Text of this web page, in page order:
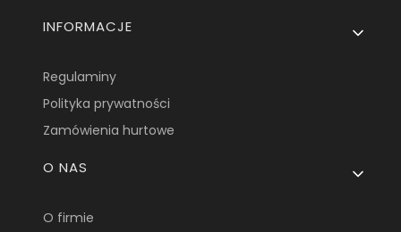
INFORMACJE
Regulaminy
Polityka prywatności
Zamówienia hurtowe
O NAS
O firmie